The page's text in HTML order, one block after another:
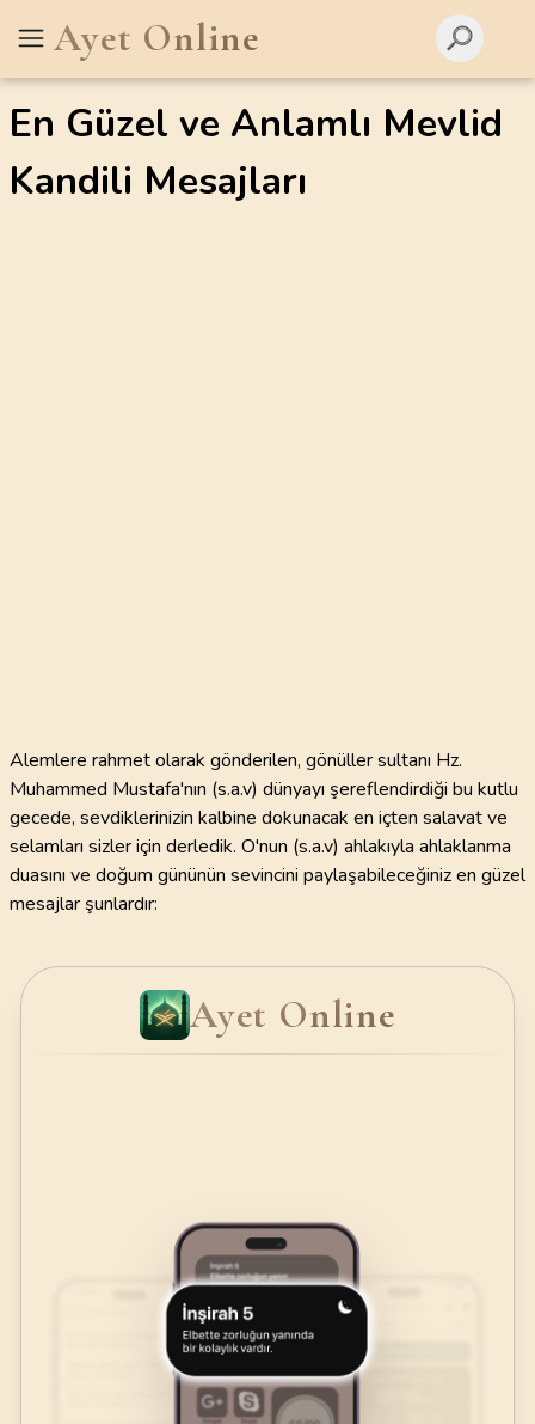
Ayet Online
En Güzel ve Anlamlı Mevlid
Kandili Mesajları
Alemlere rahmet olarak gönderilen, gönüller sultanı Hz.
Muhammed Mustafa'nın (s.a.v) dünyayı şereflendirdiği bu kutlu
gecede, sevdiklerinizin kalbine dokunacak en içten salavat ve
selamları sizler için derledik. O'nun (s.a.v) ahlakıyla ahlaklanma
duasını ve doğum gününün sevincini paylaşabileceğiniz en güzel
mesajlar şunlardır:
Ayet Online